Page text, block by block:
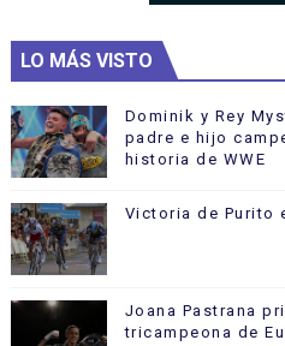
LO MÁS VISTO
Dominik y Rey
padre e hijo
historia de WWE
Victoria de Purito
Joana Pastrana
tricampeona de